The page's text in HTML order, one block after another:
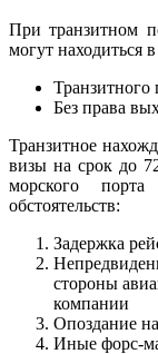
При транзитном
могут находиться
Транзитного
Без права
Транзитное
визы на срок до
морского
обстоятельств:
Задержка
стороны
компании
Опоздание
Иные форс-